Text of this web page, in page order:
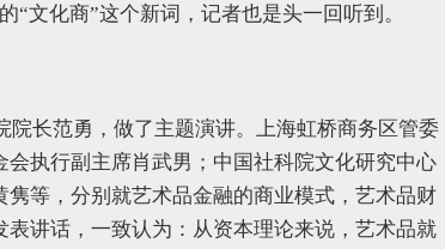
文化商”这个新词，记者也是头一回听到。
长范勇，做了主题演讲。上海虹桥商务区管委
执行副主席肖武男；中国社科院文化研究中心
等，分别就艺术品金融的商业模式，艺术品财
讲话，一致认为：从资本理论来说，艺术品就